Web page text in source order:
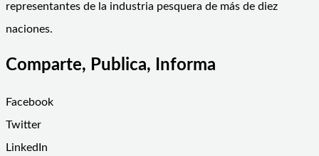
representantes de la industria pesquera de más de diez
naciones.
Comparte, Publica, Informa
Facebook
Twitter
LinkedIn